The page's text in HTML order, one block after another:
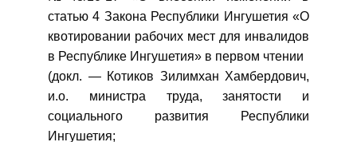
статью 4 Закона Республики Ингушетия «О
квотировании рабочих мест для инвалидов
в Республике Ингушетия» в первом чтении
(докл. — Котиков Зилимхан Хамбердович,
и.о. министра труда, занятости и
социального развития Республики
Ингушетия;